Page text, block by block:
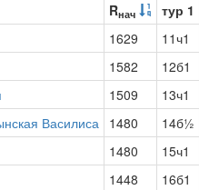
Rнач тур 1
1629 11ч1
1582 12б1
1509 13ч1
Василиса 1480 14б½
1480 15ч1
1448 16б1